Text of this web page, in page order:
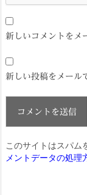
新しいコメントをメ
新しい投稿をメール
このサイトはスパム
メントデータの処理